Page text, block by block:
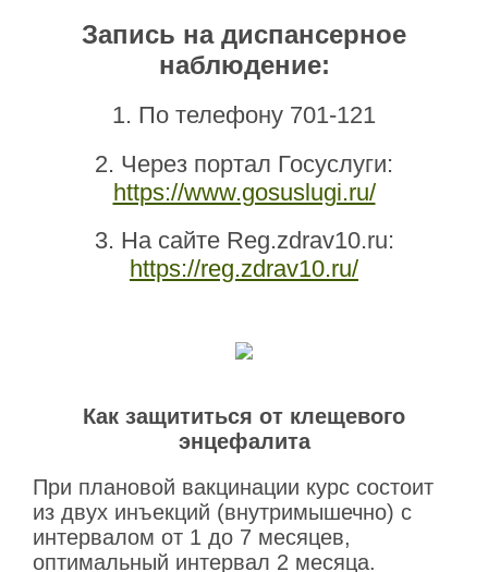
Запись на диспансерное
наблюдение:
1. По телефону 701-121
2. Через портал Госуслуги:
https://www.gosuslugi.ru/
3. На сайте Reg.zdrav10.ru:
https://reg.zdrav10.ru/
Как защититься от клещевого
энцефалита
При плановой вакцинации курс состоит
из двух инъекций (внутримышечно) с
интервалом от 1 до 7 месяцев,
оптимальный интервал 2 месяца.